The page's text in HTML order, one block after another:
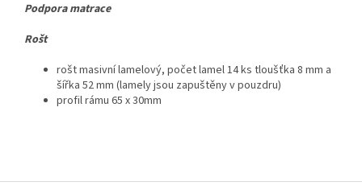
Podpora matrace
Rošt
rošt masivní lamelový, počet lamel 14 ks tloušťka 8 mm a
šířka 52 mm (lamely jsou zapuštěny v pouzdru)
profil rámu 65 x 30mm